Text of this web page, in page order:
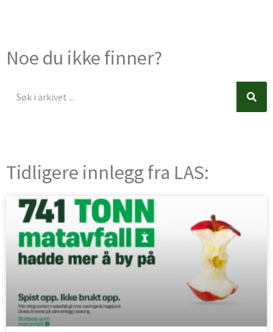
Noe du ikke finner?
Søk
Tidligere innlegg fra LAS: